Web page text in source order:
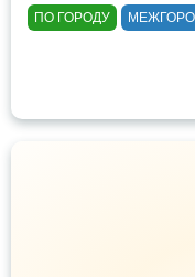
ПО ГОРОДУ